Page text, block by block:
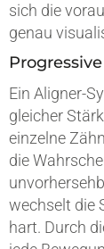
sich die
genau
Ein Aligner-
gleicher
einzelne
die
wechselt die
hart. Durch